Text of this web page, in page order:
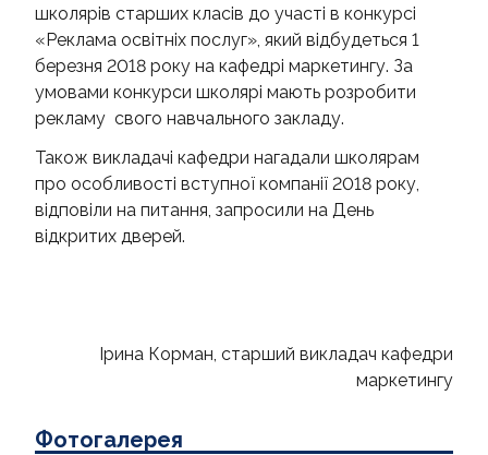
школярів старших класів до участі в конкурсі
«Реклама освітніх послуг», який відбудеться 1
березня 2018 року на кафедрі маркетингу. За
умовами конкурси школярі мають розробити
рекламу свого навчального закладу.
Також викладачі кафедри нагадали школярам
про особливості вступної компанії 2018 року,
відповіли на питання, запросили на День
відкритих дверей.
Ірина Корман, старший викладач кафедри
маркетингу
Фотогалерея